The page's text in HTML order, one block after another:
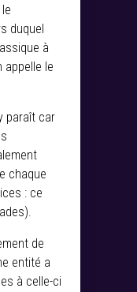
duquel
à
appelle le
paraît car
chaque
: ce
de
entité a
à celle-ci